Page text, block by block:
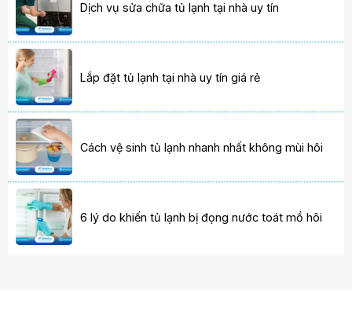
Dịch vụ sửa chữa tủ lạnh tại nhà uy tín
Lắp đặt tủ lạnh tại nhà uy tín giá rẻ
Cách vệ sinh tủ lạnh nhanh nhất không mùi hôi
6 lý do khiến tủ lạnh bị đọng nước toát mồ hôi